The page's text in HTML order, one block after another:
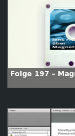
Folge 197 –